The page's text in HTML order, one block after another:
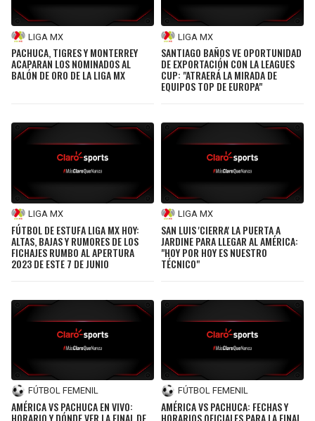
LIGA MX
PACHUCA, TIGRES Y MONTERREY
ACAPARAN LOS NOMINADOS AL
BALÓN DE ORO DE LA LIGA MX
LIGA MX
SANTIAGO BAÑOS VE OPORTUNIDAD
DE EXPORTACIÓN CON LA LEAGUES
CUP: "ATRAERÁ LA MIRADA DE
EQUIPOS TOP DE EUROPA"
LIGA MX
FÚTBOL DE ESTUFA LIGA MX HOY:
ALTAS, BAJAS Y RUMORES DE LOS
FICHAJES RUMBO AL APERTURA
2023 DE ESTE 7 DE JUNIO
LIGA MX
SAN LUIS 'CIERRA' LA PUERTA A
JARDINE PARA LLEGAR AL AMÉRICA:
"HOY POR HOY ES NUESTRO
TÉCNICO"
FÚTBOL FEMENIL
AMÉRICA VS PACHUCA EN VIVO:
HORARIO Y DÓNDE VER LA FINAL DE
FÚTBOL FEMENIL
AMÉRICA VS PACHUCA: FECHAS Y
HORARIOS OFICIALES PARA LA FINAL